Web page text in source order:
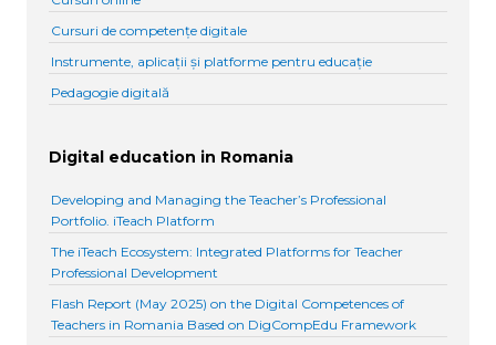
Cursuri de competențe digitale
Instrumente, aplicații și platforme pentru educație
Pedagogie digitală
Digital education in Romania
Developing and Managing the Teacher’s Professional
Portfolio. iTeach Platform
The iTeach Ecosystem: Integrated Platforms for Teacher
Professional Development
Flash Report (May 2025) on the Digital Competences of
Teachers in Romania Based on DigCompEdu Framework